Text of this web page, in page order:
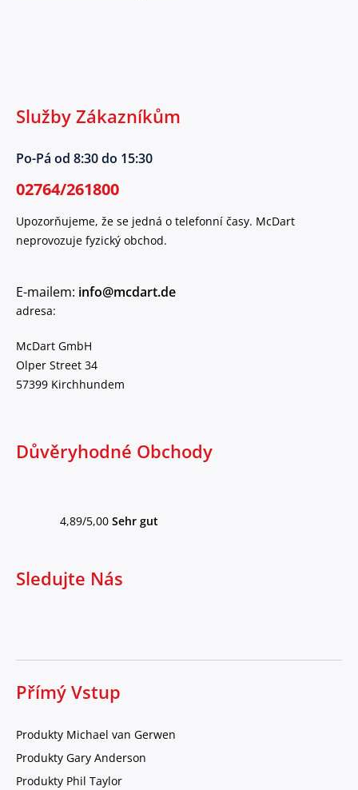
Služby Zákazníkům
Po-Pá od 8:30 do 15:30
02764/261800
Upozorňujeme, že se jedná o telefonní časy. McDart
neprovozuje fyzický obchod.
E-mailem: info@mcdart.de
adresa:
McDart GmbH
Olper Street 34
57399 Kirchhundem
Důvěryhodné Obchody
4,89/5,00 Sehr gut
Sledujte Nás
Přímý Vstup
Produkty Michael van Gerwen
Produkty Gary Anderson
Produkty Phil Taylor